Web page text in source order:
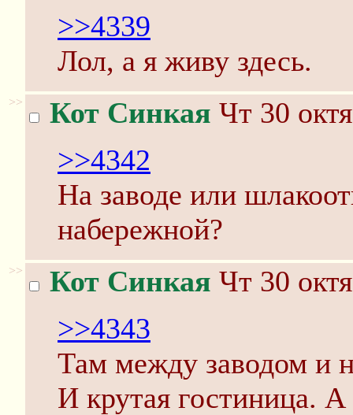
>>4339
Лол, а я живу здесь.
>> Кот Синкая Чт 30
>>4342
На заводе или
набережной?
>> Кот Синкая Чт 30
>>4343
Там между заводом и
И крутая гостиница.